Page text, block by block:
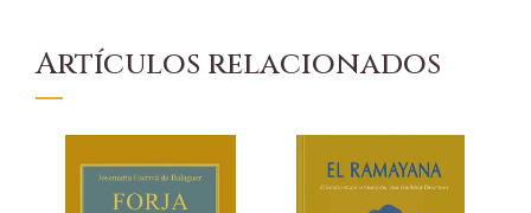
Artículos relacionados